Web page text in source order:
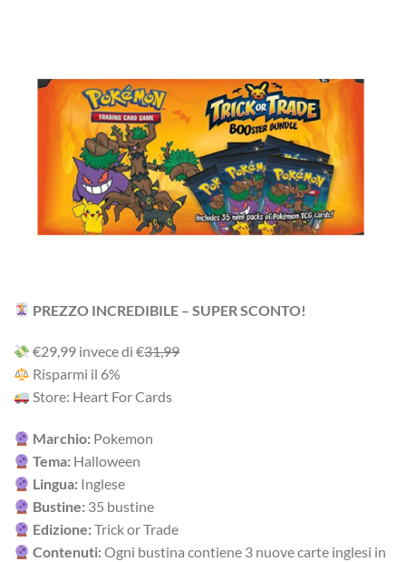
PREZZO INCREDIBILE – SUPER SCONTO!
‎€29,99‎ i‎nv‎ec‎e ‎di‎ €31,99
R‎is‎pa‎rm‎i ‎il‎ 6%
Store: Heart For Cards
Marchio: Pokemon
Tema: Halloween
Lingua: Inglese
Bustine: 35 bustine
Edizione:Trick or Trade
Contenuti:Ogni bustina contiene 3 nuove carte inglesi in